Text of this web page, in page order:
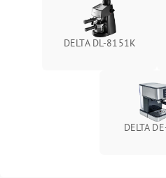
DELTA DL-8151K
DELTA